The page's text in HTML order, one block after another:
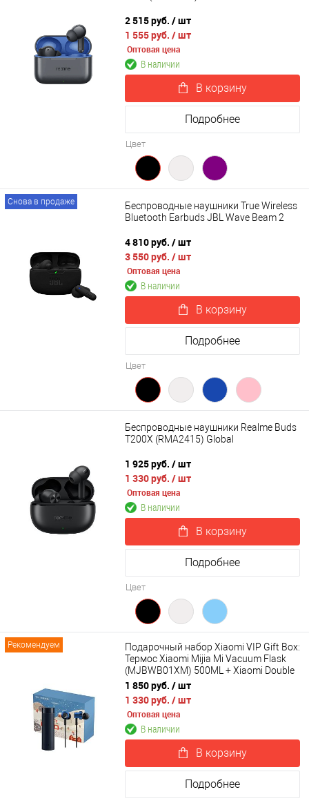
2 515 руб. / шт
1 555 руб. / шт
Оптовая цена
В наличии
В корзину
Подробнее
Цвет
Снова в продаже
Беспроводные наушники True Wireless
Bluetooth Earbuds JBL Wave Beam 2
4 810 руб. / шт
3 550 руб. / шт
Оптовая цена
В наличии
В корзину
Подробнее
Цвет
Беспроводные наушники Realme Buds
T200X (RMA2415) Global
1 925 руб. / шт
1 330 руб. / шт
Оптовая цена
В наличии
В корзину
Подробнее
Цвет
Рекомендуем
Подарочный набор Xiaomi VIP Gift Box:
Термос Xiaomi Mijia Mi Vacuum Flask
(MJBWB01XM) 500ML + Xiaomi Double
Dynamic Earphone SDQEJ06WM
1 850 руб. / шт
1 330 руб. / шт
Оптовая цена
В наличии
В корзину
Подробнее